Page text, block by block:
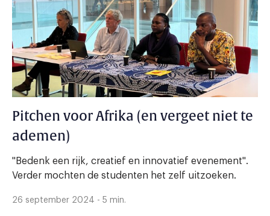
Pitchen voor Afrika (en vergeet niet te
ademen)
"Bedenk een rijk, creatief en innovatief evenement".
Verder mochten de studenten het zelf uitzoeken.
26 september 2024 - 5 min.